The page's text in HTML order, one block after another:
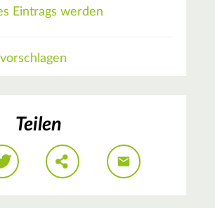
Eintrags werden
Teilen